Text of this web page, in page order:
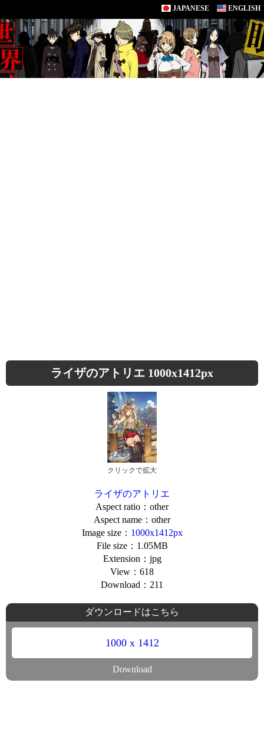
JAPANESE ENGLISH
ライザのアトリエ 1000x1412px
クリックで拡大
ライザのアトリエ
Aspect ratio：other
Aspect name：other
Image size： 1000x1412px
File size：1.05MB
Extension：jpg
View：618
Download：211
ダウンロードはこちら
1000 x 1412
Download